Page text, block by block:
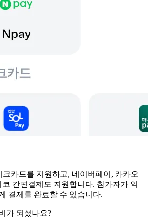
크카드를 지원하고, 네이버페이, 카카오
간편결제도 지원합니다. 참가자가 익
결제를 완료할 수 있습니다.
가 되셨나요?